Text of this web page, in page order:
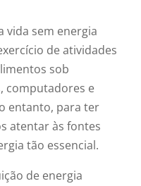
vida sem energia
de atividades
sob
computadores e
entanto, para ter
atentar às fontes
tão essencial.
de energia